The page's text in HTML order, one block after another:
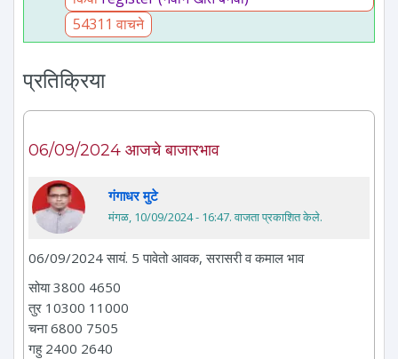
54311 वाचने
प्रतिक्रिया
06/09/2024 आजचे बाजारभाव
गंगाधर मुटे
मंगळ, 10/09/2024 - 16:47. वाजता प्रकाशित केले.
06/09/2024 सायं. 5 पावेतो आवक, सरासरी व कमाल भाव
सोया 3800 4650
तुर 10300 11000
चना 6800 7505
गहु 2400 2640